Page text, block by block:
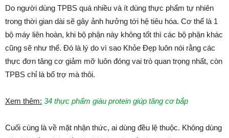
Do người dùng TPBS quá nhiều và ít dùng thực phẩm tự nhiên
trong thời gian dài sẽ gây ảnh hưởng tới hệ tiêu hóa. Cơ thể là 1
bộ máy liên hoàn, khi bộ phận này không tốt thì các bộ phận khác
cũng sẽ như thế. Đó là lý do vì sao Khỏe Đẹp luôn nói rằng các
thực đơn tăng cơ giảm mỡ luôn đóng vai trò quan trọng nhất, còn
TPBS chỉ là bổ trợ mà thôi.
Xem thêm: 34 thực phẩm giàu protein giúp tăng cơ bắp
Cuối cùng là về mặt nhận thức, ai dùng đều lệ thuộc. Không dùng